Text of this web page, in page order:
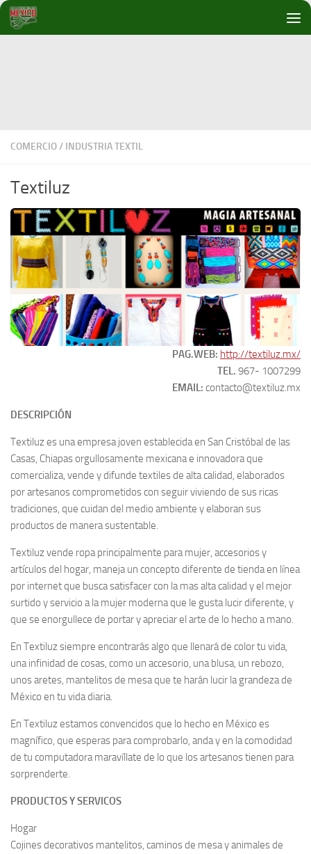
Debajo del contenido
COMERCIO/ INDUSTRIA TEXTIL
Textiluz
PAG.WEB: http://textiluz.mx/
TEL. 967- 1007299
EMAIL: contacto@textiluz.mx
DESCRIPCIÓN
Textiluz es una empresa joven establecida en San Cristóbal de las
Casas, Chiapas orgullosamente mexicana e innovadora que
comercializa, vende y difunde textiles de alta calidad, elaborados
por artesanos comprometidos con seguir viviendo de sus ricas
tradiciones, que cuidan del medio ambiente y elaboran sus
productos de manera sustentable.
Textiluz vende ropa principalmente para mujer, accesorios y
artículos del hogar, maneja un concepto diferente de tienda en línea
por internet que busca satisfacer con la mas alta calidad y el mejor
surtido y servicio a la mujer moderna que le gusta lucir diferente, y
que se enorgullece de portar y apreciar el arte de lo hecho a mano.
En Textiluz siempre encontrarás algo que llenará de color tu vida,
una infinidad de cosas, como un accesorio, una blusa, un rebozo,
unos aretes, mantelitos de mesa que te harán lucir la grandeza de
México en tu vida diaria.
En Textiluz estamos convencidos que lo hecho en México es
magnífico, que esperas para comprobarlo, anda y en la comodidad
de tu computadora maravíllate de lo que los artesanos tienen para
sorprenderte.
PRODUCTOS Y SERVICOS
Hogar
Cojines decorativos mantelitos, caminos de mesa y animales de